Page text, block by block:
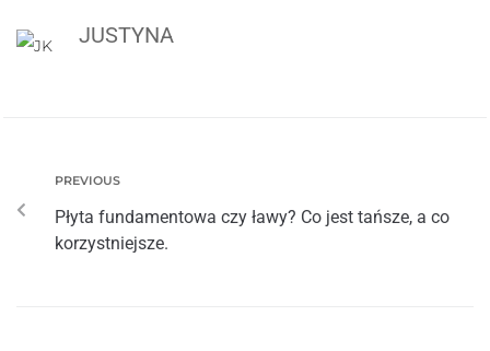
JUSTYNA
PREVIOUS
Płyta fundamentowa czy ławy? Co jest tańsze, a co
korzystniejsze.